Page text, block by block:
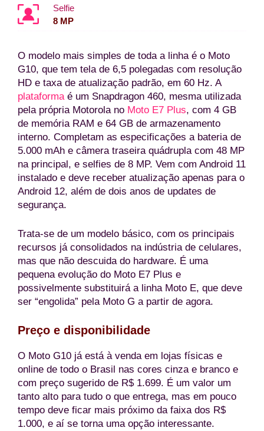
Selfie
8 MP
O modelo mais simples de toda a linha é o Moto
G10, que tem tela de 6,5 polegadas com resolução
HD e taxa de atualização padrão, em 60 Hz. A
plataformaé um Snapdragon 460, mesma utilizada
pela própria Motorola no Moto E7 Plus, com 4 GB
de memória RAM e 64 GB de armazenamento
interno. Completam as especificações a bateria de
5.000 mAh e câmera traseira quádrupla com 48 MP
na principal, e selfies de 8 MP. Vem com Android 11
instalado e deve receber atualização apenas para o
Android 12, além de dois anos de updates de
segurança.
Trata-se de um modelo básico, com os principais
recursos já consolidados na indústria de celulares,
mas que não descuida do hardware. É uma
pequena evolução do Moto E7 Plus e
possivelmente substituirá a linha Moto E, que deve
ser “engolida” pela Moto G a partir de agora.
Preço e disponibilidade
O Moto G10 já está à venda em lojas físicas e
online de todo o Brasil nas cores cinza e branco e
com preço sugerido de R$ 1.699. É um valor um
tanto alto para tudo o que entrega, mas em pouco
tempo deve ficar mais próximo da faixa dos R$
1.000, e aí se torna uma opção interessante.